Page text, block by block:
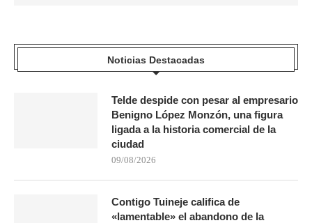
Noticias Destacadas
Telde despide con pesar al empresario
Benigno López Monzón, una figura
ligada a la historia comercial de la
ciudad
09/08/2026
Contigo Tuineje califica de
«lamentable» el abandono de la